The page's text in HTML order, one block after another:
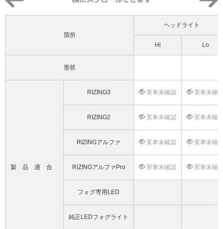
箇所
ヘッドライト
Hi Lo
形状
製品適合
RIZING3 実車未確認 実車未確
RIZING2 実車未確認 実車未確
RIZINGアルファ 実車未確認 実車未確
RIZINGアルファPro 実車未確認 実車未確
フォグ専用LED
純正LEDフォグライト